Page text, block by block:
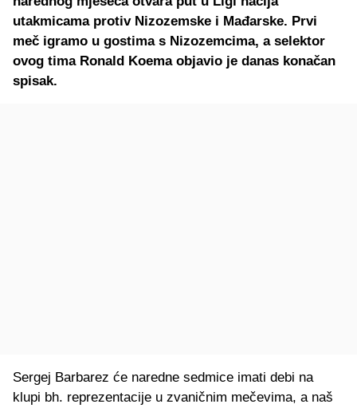
utakmicama protiv Nizozemske i Mađarske. Prvi
meč igramo u gostima s Nizozemcima, a selektor
ovog tima Ronald Koema objavio je danas konačan
spisak.
Sergej Barbarez će naredne sedmice imati debi na
klupi bh. reprezentacije u zvaničnim mečevima, a naš